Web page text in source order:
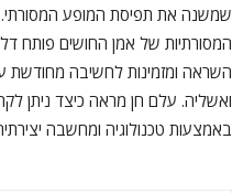
שמשנה את תפיסת המופע המסורתי.
המסורתיות של אמן החושים פותח
השראה ומזמינות לחשיבה מחודשת
ואשליה. עלם חן מראה כיצד ניתן
באמצעות טכנולוגיה ומחשבה